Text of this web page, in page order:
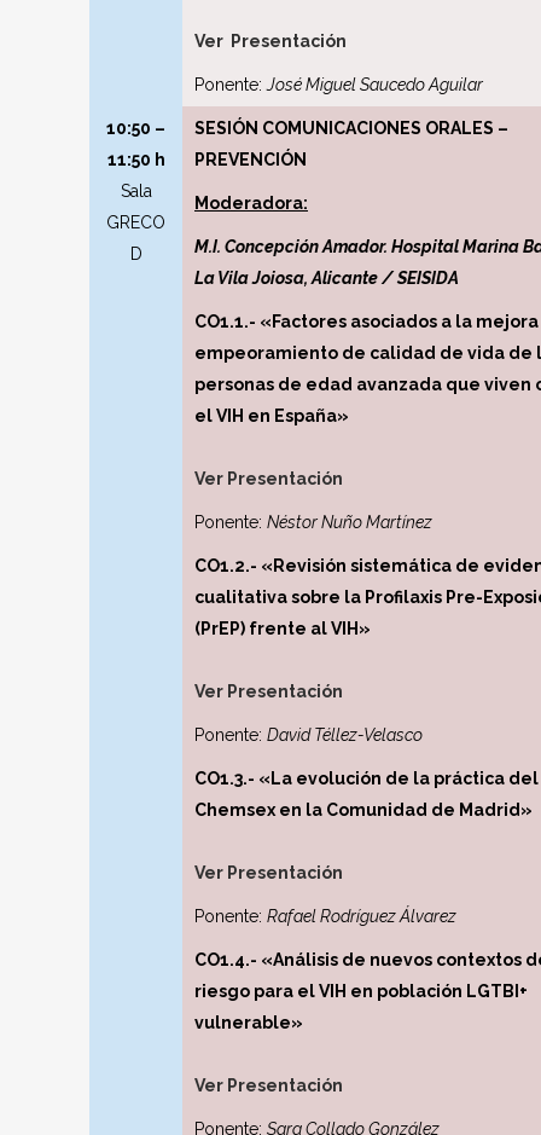
Ver Presentación
Ponente: José Miguel Saucedo Aguilar
10:50 –
11:50 h
Sala
GRECO
D
SESIÓN COMUNICACIONES ORALES –
PREVENCIÓN
Moderadora:
M.I. Concepción Amador. Hospital Marina
La Vila Joiosa, Alicante / SEISIDA
CO1.1.- «Factores asociados a la
empeoramiento de calidad de vida de
personas de edad avanzada que viven
el VIH en España»
Ver Presentación
Ponente: Néstor Nuño Martínez
CO1.2.- «Revisión sistemática de
cualitativa sobre la Profilaxis Pre-
(PrEP) frente al VIH»
Ver Presentación
Ponente: David Téllez-Velasco
CO1.3.- «La evolución de la práctica del
Chemsex en la Comunidad de Madrid»
Ver Presentación
Ponente: Rafael Rodríguez Álvarez
CO1.4.- «Análisis de nuevos contextos
riesgo para el VIH en población LGTBI+
vulnerable»
Ver Presentación
Ponente: Sara Collado González